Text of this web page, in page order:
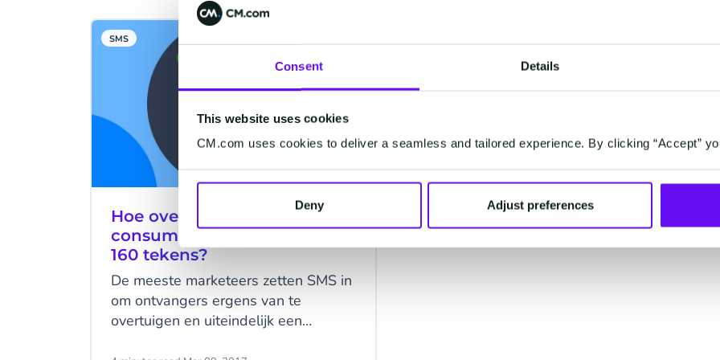
Consent Details
This website uses cookies
CM.com uses cookies to deliver a seamless and tailored experience. By clicking “Accept”
Deny Adjust preferences
SMS
Hoe overtuig je
consumenten in maximaal
160 tekens?
De meeste marketeers zetten SMS in
om ontvangers ergens van te
overtuigen en uiteindelijk een